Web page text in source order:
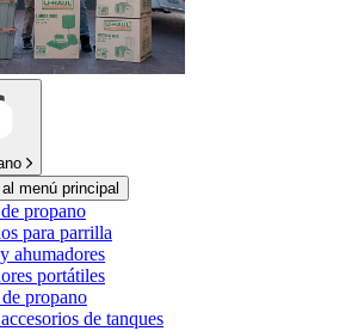
menú principal
propano
para parrilla
ahumadores
portátiles
propano
de tanques